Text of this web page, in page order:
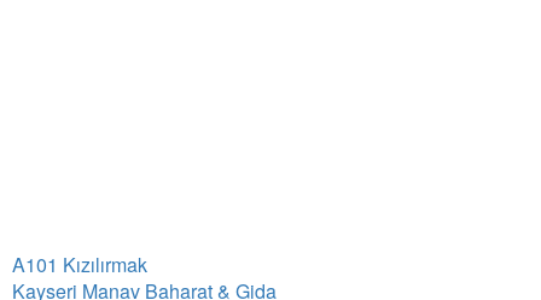
A101 Kızılırmak
Kayseri Manav Baharat & Gida